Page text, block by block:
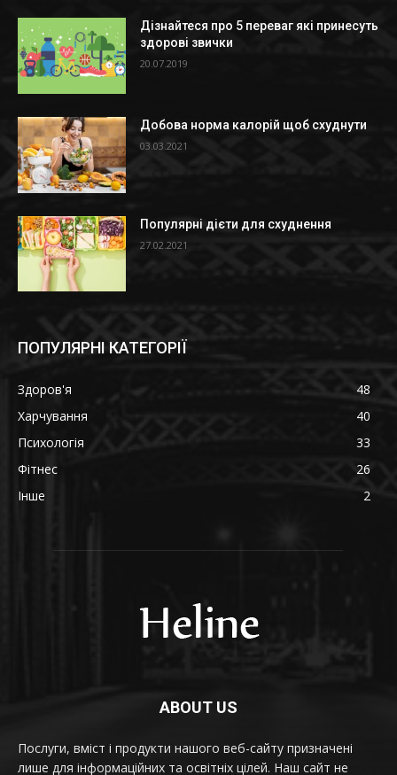
Дізнайтеся про 5 переваг які принесуть
здорові звички
20.07.2019
Добова норма калорій щоб схуднути
03.03.2021
Популярні дієти для схуднення
27.02.2021
ПОПУЛЯРНІ КАТЕГОРІЇ
Здоров'я
48
Харчування
40
Психологія
33
Фітнес
26
Інше
2
ABOUT US
Послуги, вміст і продукти нашого веб-сайту призначені
лише для інформаційних та освітніх цілей. Наш сайт не